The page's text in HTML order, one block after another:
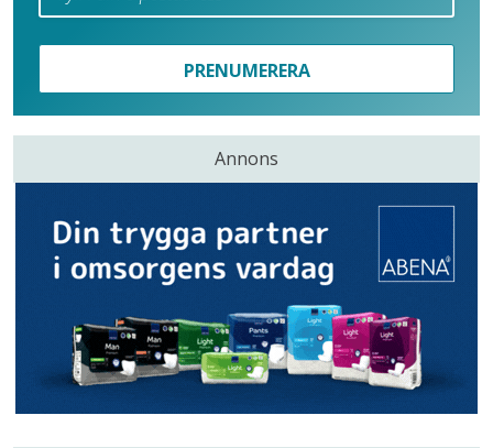
PRENUMERERA
Annons